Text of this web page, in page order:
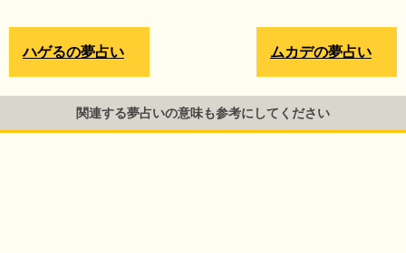
ムカデの夢占い
ハゲるの夢占い
関連する夢占いの意味も参考にしてください